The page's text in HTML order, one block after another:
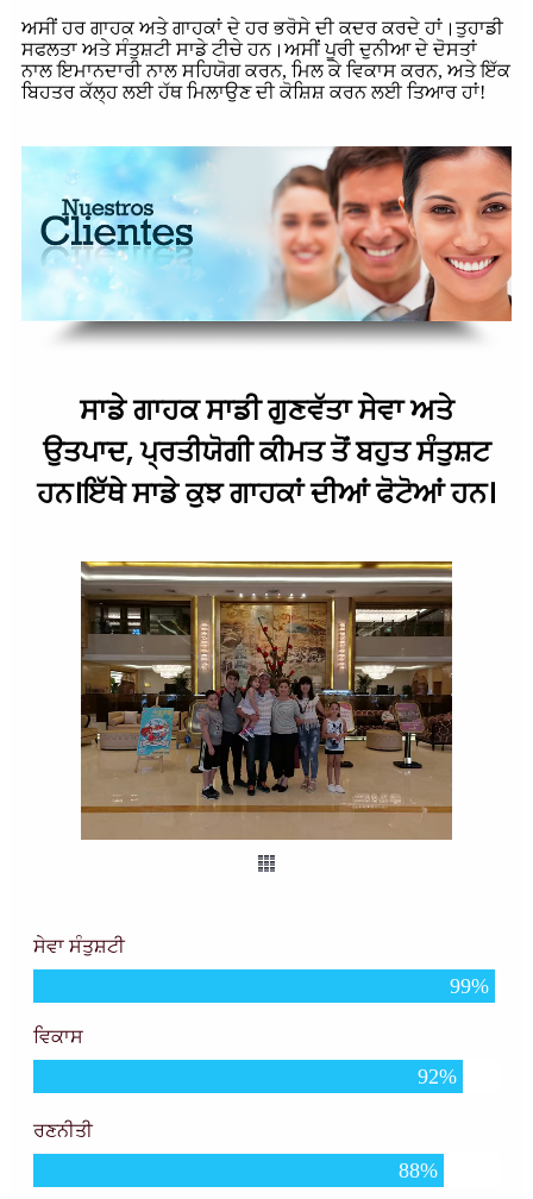
ਅਸੀਂ ਹਰ ਗਾਹਕ ਅਤੇ ਗਾਹਕਾਂ ਦੇ ਹਰ ਭਰੋਸੇ ਦੀ ਕਦਰ ਕਰਦੇ ਹਾਂ।ਤੁਹਾਡੀ
ਸਫਲਤਾ ਅਤੇ ਸੰਤੁਸ਼ਟੀ ਸਾਡੇ ਟੀਚੇ ਹਨ।ਅਸੀਂ ਪੂਰੀ ਦੁਨੀਆ ਦੇ ਦੋਸਤਾਂ
ਨਾਲ ਇਮਾਨਦਾਰੀ ਨਾਲ ਸਹਿਯੋਗ ਕਰਨ, ਮਿਲ ਕੇ ਵਿਕਾਸ ਕਰਨ, ਅਤੇ ਇੱਕ
ਬਿਹਤਰ ਕੱਲ੍ਹ ਲਈ ਹੱਥ ਮਿਲਾਉਣ ਦੀ ਕੋਸ਼ਿਸ਼ ਕਰਨ ਲਈ ਤਿਆਰ ਹਾਂ!
ਸਾਡੇ ਗਾਹਕ ਸਾਡੀ ਗੁਣਵੱਤਾ ਸੇਵਾ ਅਤੇ
ਉਤਪਾਦ, ਪ੍ਰਤੀਯੋਗੀ ਕੀਮਤ ਤੋਂ ਬਹੁਤ ਸੰਤੁਸ਼ਟ
ਹਨ।ਇੱਥੇ ਸਾਡੇ ਕੁਝ ਗਾਹਕਾਂ ਦੀਆਂ ਫੋਟੋਆਂ ਹਨ।
ਸੇਵਾ ਸੰਤੁਸ਼ਟੀ
99%
ਵਿਕਾਸ
92%
ਰਣਨੀਤੀ
88%